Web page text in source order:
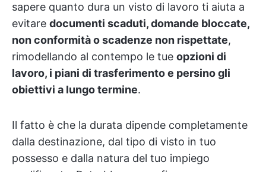
sapere quanto dura un visto di lavoro ti aiuta a
evitare documenti scaduti, domande bloccate,
non conformità o scadenze non rispettate,
rimodellando al contempo le tue opzioni di
lavoro, i piani di trasferimento e persino gli
obiettivi a lungo termine.
Il fatto è che la durata dipende completamente
dalla destinazione, dal tipo di visto in tuo
possesso e dalla natura del tuo impiego